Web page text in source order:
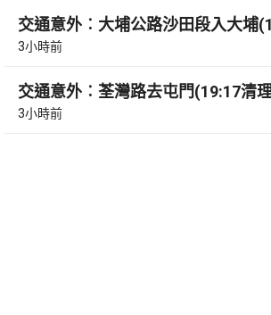
交通意外︰大埔公路沙田段入大埔
3小時前
交通意外︰荃灣路去屯門(19:17清
3小時前